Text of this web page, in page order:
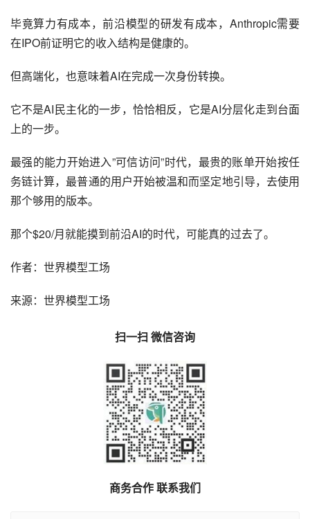
毕竟算力有成本，前沿模型的研发有成本，Anthropic需要
在IPO前证明它的收入结构是健康的。
但高端化，也意味着AI在完成一次身份转换。
它不是AI民主化的一步，恰恰相反，它是AI分层化走到台面
上的一步。
最强的能力开始进入”可信访问”时代，最贵的账单开始按任
务链计算，最普通的用户开始被温和而坚定地引导，去使用
那个够用的版本。
那个$20/月就能摸到前沿AI的时代，可能真的过去了。
作者：世界模型工场
来源：世界模型工场
扫一扫 微信咨询
商务合作 联系我们